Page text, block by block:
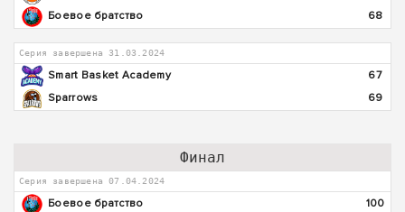
Боевое братство
68
Серия завершена 31.03.2024
Smart Basket Academy
67
Sparrows
69
Финал
Серия завершена 07.04.2024
Боевое братство
100